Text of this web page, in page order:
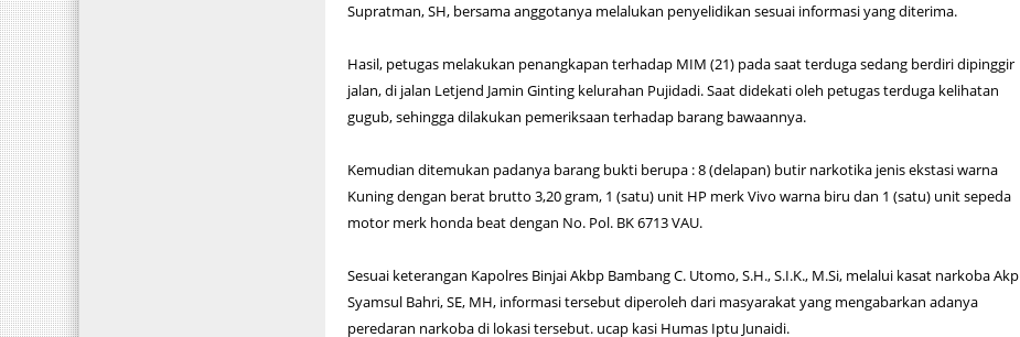
Supratman, SH, bersama anggotanya melalukan penyelidikan sesuai informasi yang diterima.
Hasil, petugas melakukan penangkapan terhadap MIM (21) pada saat terduga sedang berdiri dipinggir
jalan, di jalan Letjend Jamin Ginting kelurahan Pujidadi. Saat didekati oleh petugas terduga kelihatan
gugub, sehingga dilakukan pemeriksaan terhadap barang bawaannya.
Kemudian ditemukan padanya barang bukti berupa : 8 (delapan) butir narkotika jenis ekstasi warna
Kuning dengan berat brutto 3,20 gram, 1 (satu) unit HP merk Vivo warna biru dan 1 (satu) unit sepeda
motor merk honda beat dengan No. Pol. BK 6713 VAU.
Sesuai keterangan Kapolres Binjai Akbp Bambang C. Utomo, S.H., S.I.K., M.Si, melalui kasat narkoba Akp
Syamsul Bahri, SE, MH, informasi tersebut diperoleh dari masyarakat yang mengabarkan adanya
peredaran narkoba di lokasi tersebut. ucap kasi Humas Iptu Junaidi.